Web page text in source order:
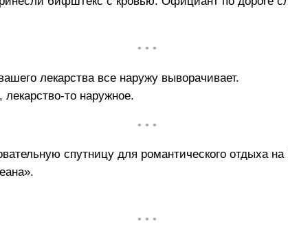
• • •
лекарства все наружу выворачивает.
то наружное.
• • •
спутницу для романтического отдыха
• • •